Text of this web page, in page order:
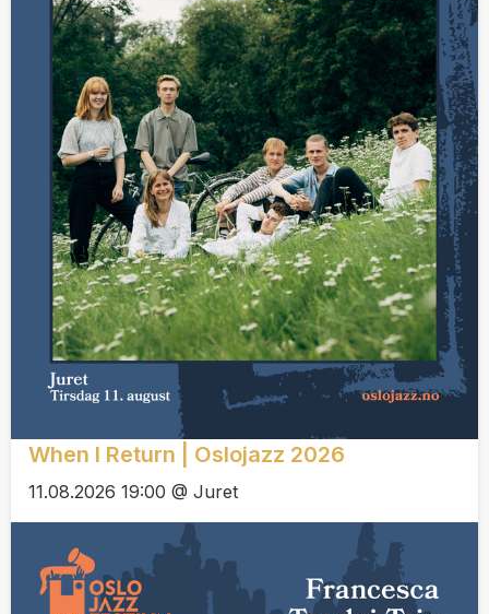
When I Return | Oslojazz 2026
11.08.2026 19:00 @ Juret